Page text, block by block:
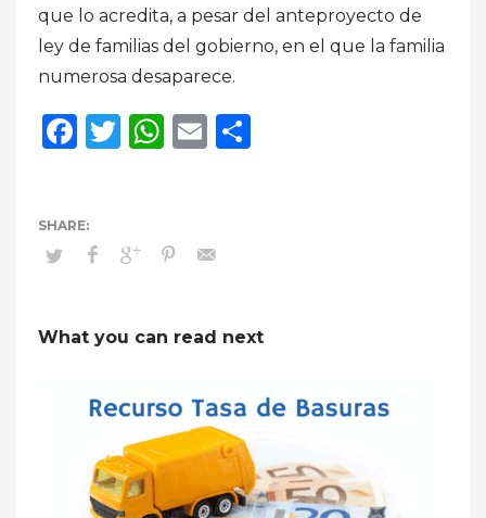
que lo acredita, a pesar del anteproyecto de
ley de familias del gobierno, en el que la familia
numerosa desaparece.
Facebook
Twitter
WhatsApp
Email
What you can read next